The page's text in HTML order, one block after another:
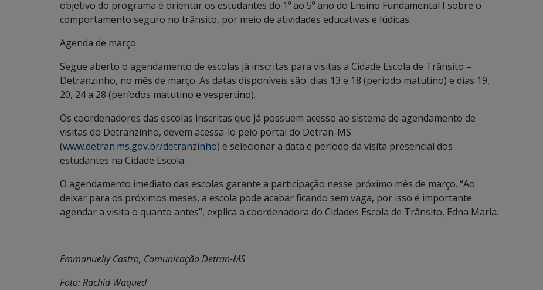
objetivo do programa é orientar os estudantes do 1º ao 5º ano do Ensino Fundamental I sobre o
comportamento seguro no trânsito, por meio de atividades educativas e lúdicas.
Agenda de março
Segue aberto o agendamento de escolas já inscritas para visitas a Cidade Escola de Trânsito –
Detranzinho, no mês de março. As datas disponíveis são: dias 13 e 18 (período matutino) e dias 19,
20, 24 a 28 (períodos matutino e vespertino).
Os coordenadores das escolas inscritas que já possuem acesso ao sistema de agendamento de
visitas do Detranzinho, devem acessa-lo pelo portal do Detran-MS
(www.detran.ms.gov.br/detranzinho) e selecionar a data e período da visita presencial dos
estudantes na Cidade Escola.
O agendamento imediato das escolas garante a participação nesse próximo mês de março. “Ao
deixar para os próximos meses, a escola pode acabar ficando sem vaga, por isso é importante
agendar a visita o quanto antes”, explica a coordenadora do Cidades Escola de Trânsito, Edna Maria.
Emmanuelly Castro, Comunicação Detran-MS
Foto: Rachid Waqued